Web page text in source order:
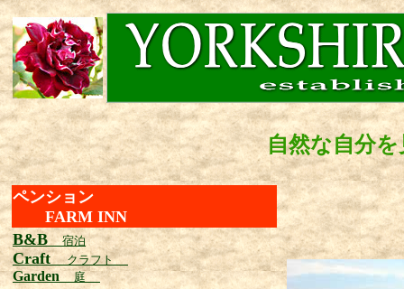
自然な自分
ペンション
FARM INN
B&B 宿泊
Craftクラフト
Garden 庭